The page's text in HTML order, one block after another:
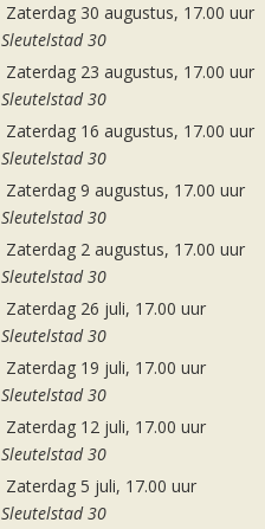
Zaterdag 30 augustus, 17.00 uur
Sleutelstad 30
Zaterdag 23 augustus, 17.00 uur
Sleutelstad 30
Zaterdag 16 augustus, 17.00 uur
Sleutelstad 30
Zaterdag 9 augustus, 17.00 uur
Sleutelstad 30
Zaterdag 2 augustus, 17.00 uur
Sleutelstad 30
Zaterdag 26 juli, 17.00 uur
Sleutelstad 30
Zaterdag 19 juli, 17.00 uur
Sleutelstad 30
Zaterdag 12 juli, 17.00 uur
Sleutelstad 30
Zaterdag 5 juli, 17.00 uur
Sleutelstad 30